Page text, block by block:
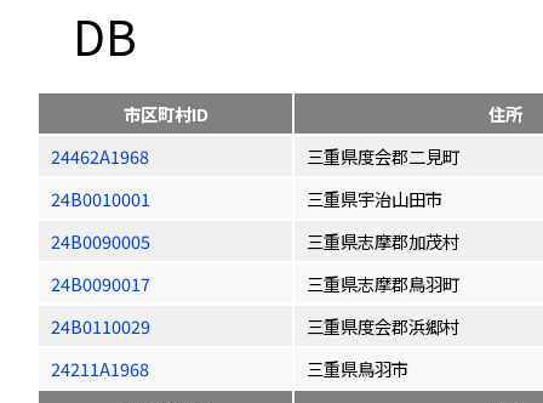
DB
市区町村ID
住所
24462A1968
三重県度会郡二見町
24B0010001
三重県宇治山田市
24B0090005
三重県志摩郡加茂村
24B0090017
三重県志摩郡鳥羽町
24B0110029
三重県度会郡浜郷村
24211A1968
三重県鳥羽市